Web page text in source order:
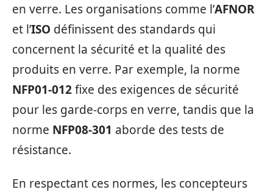
en verre. Les organisations comme l’AFNOR
et l’ISO définissent des standards qui
concernent la sécurité et la qualité des
produits en verre. Par exemple, la norme
NFP01-012fixe des exigences de sécurité
pour les garde-corps en verre, tandis que la
norme NFP08-301 aborde des tests de
résistance.
En respectant ces normes, les concepteurs